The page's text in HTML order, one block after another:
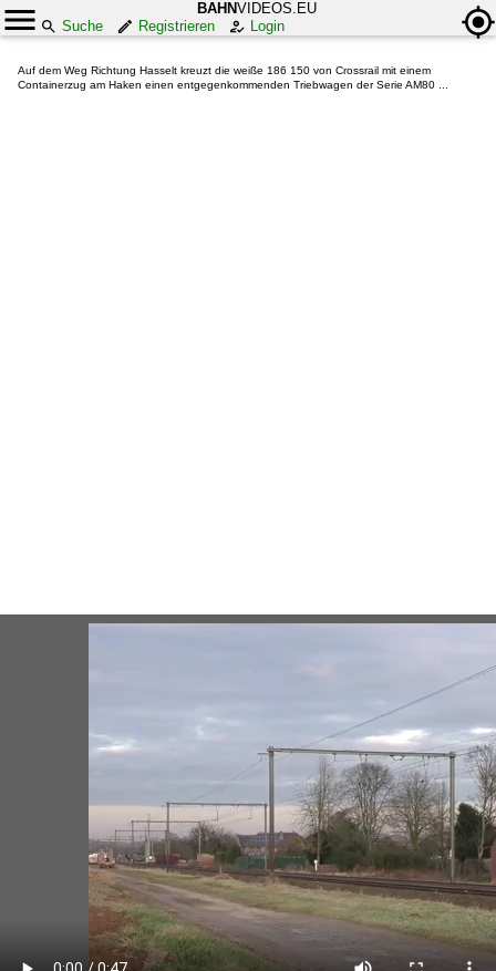
BAHNVIDEOS.EU
Suche
Registrieren Login
Auf dem Weg Richtung Hasselt kreuzt die weiße 186 150 von Crossrail mit einem
Containerzug am Haken einen entgegenkommenden Triebwagen der Serie AM80 ...